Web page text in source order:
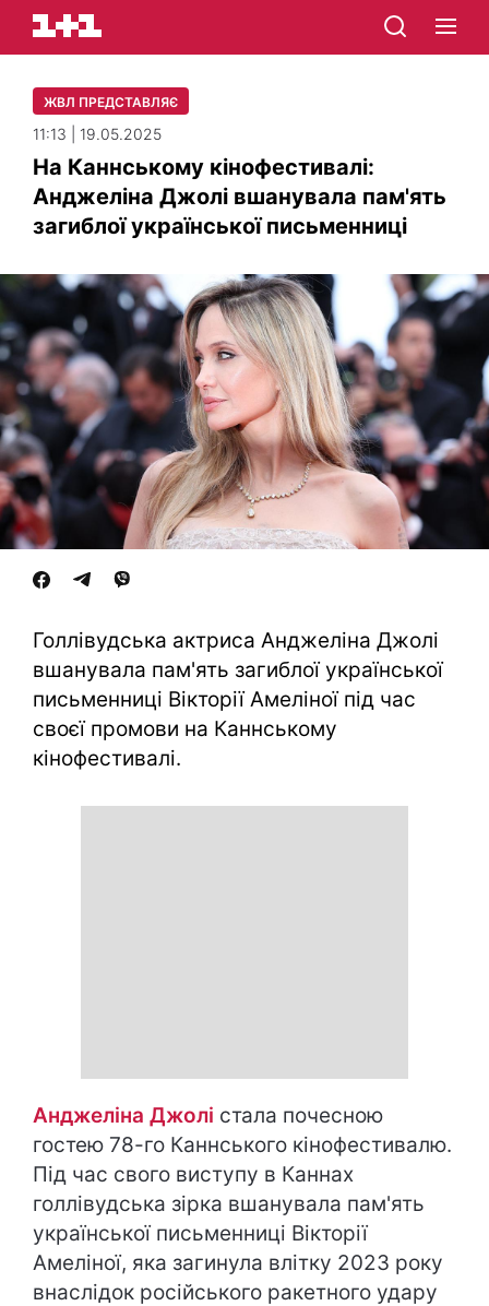
ЖВЛ ПРЕДСТАВЛЯЄ
11:13 | 19.05.2025
На Каннському кінофестивалі:
Анджеліна Джолі вшанувала пам'ять
загиблої української письменниці
Голлівудська актриса Анджеліна Джолі
вшанувала пам'ять загиблої української
письменниці Вікторії Амеліної під час
своєї промови на Каннському
кінофестивалі.
Анджеліна Джолі стала почесною
гостею 78-го Каннського кінофестивалю.
Під час свого виступу в Каннах
голлівудська зірка вшанувала пам'ять
української письменниці Вікторії
Амеліної, яка загинула влітку 2023 року
внаслідок російського ракетного удару